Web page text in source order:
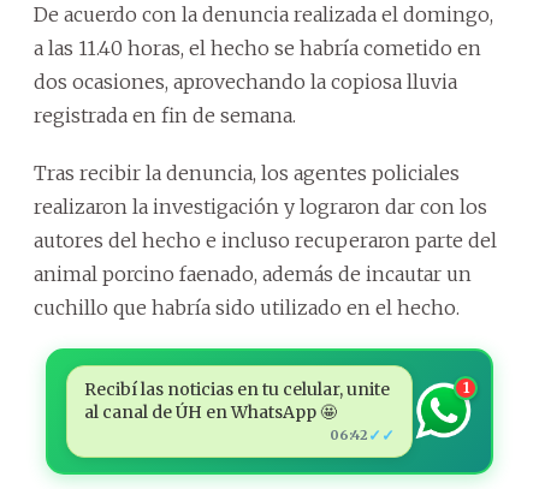
De acuerdo con la denuncia realizada el domingo,
a las 11.40 horas, el hecho se habría cometido en
dos ocasiones, aprovechando la copiosa lluvia
registrada en fin de semana.
Tras recibir la denuncia, los agentes policiales
realizaron la investigación y lograron dar con los
autores del hecho e incluso recuperaron parte del
animal porcino faenado, además de incautar un
cuchillo que habría sido utilizado en el hecho.
Recibí las noticias en tu celular, unite
al canal de ÚH en WhatsApp 🤩
06:42 ✓✓
1